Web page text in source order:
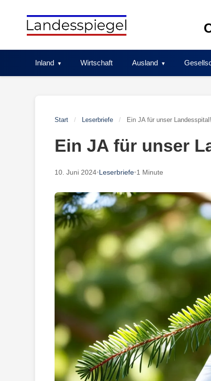
Inland Wirtschaft Ausland
Start / Leserbriefe / Ein JA für unser Landesspital!
Ein JA für unser
10. Juni 2024•Leserbriefe•1 Minute